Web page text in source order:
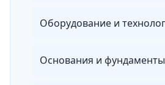
Основания и фундаменты